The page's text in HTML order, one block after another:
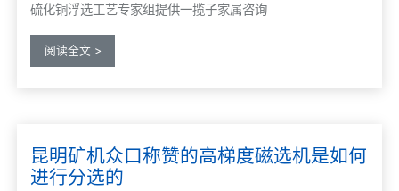
硫化铜浮选工艺专家组提供一揽子家属咨询
阅读全文 >
昆明矿机众口称赞的高梯度磁选机是如何
进行分选的